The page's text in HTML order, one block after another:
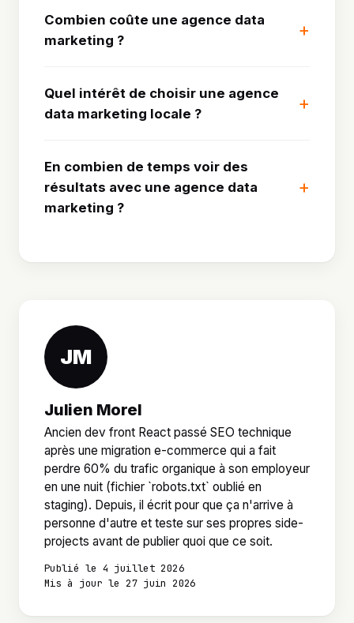
Combien coûte une agence data
marketing ?
Quel intérêt de choisir une agence
data marketing locale ?
En combien de temps voir des
résultats avec une agence data
marketing ?
JM
Julien Morel
Ancien dev front React passé SEO technique
après une migration e-commerce qui a fait
perdre 60% du trafic organique à son employeur
en une nuit (fichier `robots.txt` oublié en
staging). Depuis, il écrit pour que ça n'arrive à
personne d'autre et teste sur ses propres side-
projects avant de publier quoi que ce soit.
Publié le 4 juillet 2026
Mis à jour le 27 juin 2026